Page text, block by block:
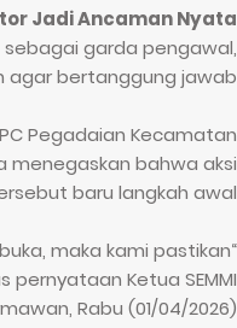
Jadi Ancaman Nyata
sebagai garda pengawal,
agar bertanggung jawab.
Pegadaian Kecamatan
menegaskan bahwa aksi
baru langkah awal.
maka kami pastikan
Ketua SEMMI
Rabu (01/04/2026).